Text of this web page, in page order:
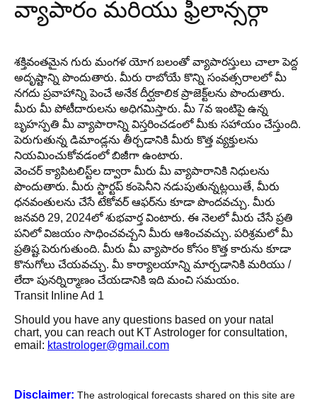
వ్యాపారం మరియు ఫ్రీలాన్సర్గా
శక్తివంతమైన గురు మంగళ యోగ బలంతో వ్యాపారస్తులు చాలా పెద్ద
అదృష్టాన్ని పొందుతారు. మీరు రాబోయే కొన్ని సంవత్సరాలలో మీ
నగదు ప్రవాహాన్ని పెంచే అనేక దీర్ఘకాలిక ప్రాజెక్ట్‌లను పొందుతారు.
మీరు మీ పోటీదారులను అధిగమిస్తారు. మీ 7వ ఇంటిపై ఉన్న
బృహస్పతి మీ వ్యాపారాన్ని విస్తరించడంలో మీకు సహాయం చేస్తుంది.
పెరుగుతున్న డిమాండ్లను తీర్చడానికి మీరు కొత్త వ్యక్తులను
నియమించుకోవడంలో బిజీగా ఉంటారు.
వెంచర్ క్యాపిటలిస్ట్‌ల ద్వారా మీరు మీ వ్యాపారానికి నిధులను
పొందుతారు. మీరు స్టార్టప్ కంపెనీని నడుపుతున్నట్లయితే, మీరు
ధనవంతులను చేసే టేకోవర్ ఆఫర్‌ను కూడా పొందవచ్చు. మీరు
జనవరి 29, 2024లో శుభవార్త వింటారు. ఈ నెలలో మీరు చేసే ప్రతి
పనిలో విజయం సాధించవచ్చని మీరు ఆశించవచ్చు. పరిశ్రమలో మీ
ప్రతిష్ట పెరుగుతుంది. మీరు మీ వ్యాపారం కోసం కొత్త కారును కూడా
కొనుగోలు చేయవచ్చు. మీ కార్యాలయాన్ని మార్చడానికి మరియు /
లేదా పునర్నిర్మాణం చేయడానికి ఇది మంచి సమయం.
Transit Inline Ad 1
Should you have any questions based on your natal
chart, you can reach out KT Astrologer for consultation,
email: ktastrologer@gmail.com
Disclaimer: The astrological forecasts shared on this site are